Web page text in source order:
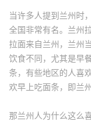
当许多人提到兰州时
全国非常有名。兰州
拉面来自兰州，兰州
饮食不同，尤其是早
条，有些地区的人喜
欢早上吃面条，即兰州
那兰州人为什么这么